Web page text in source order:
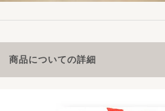
商品についての詳細